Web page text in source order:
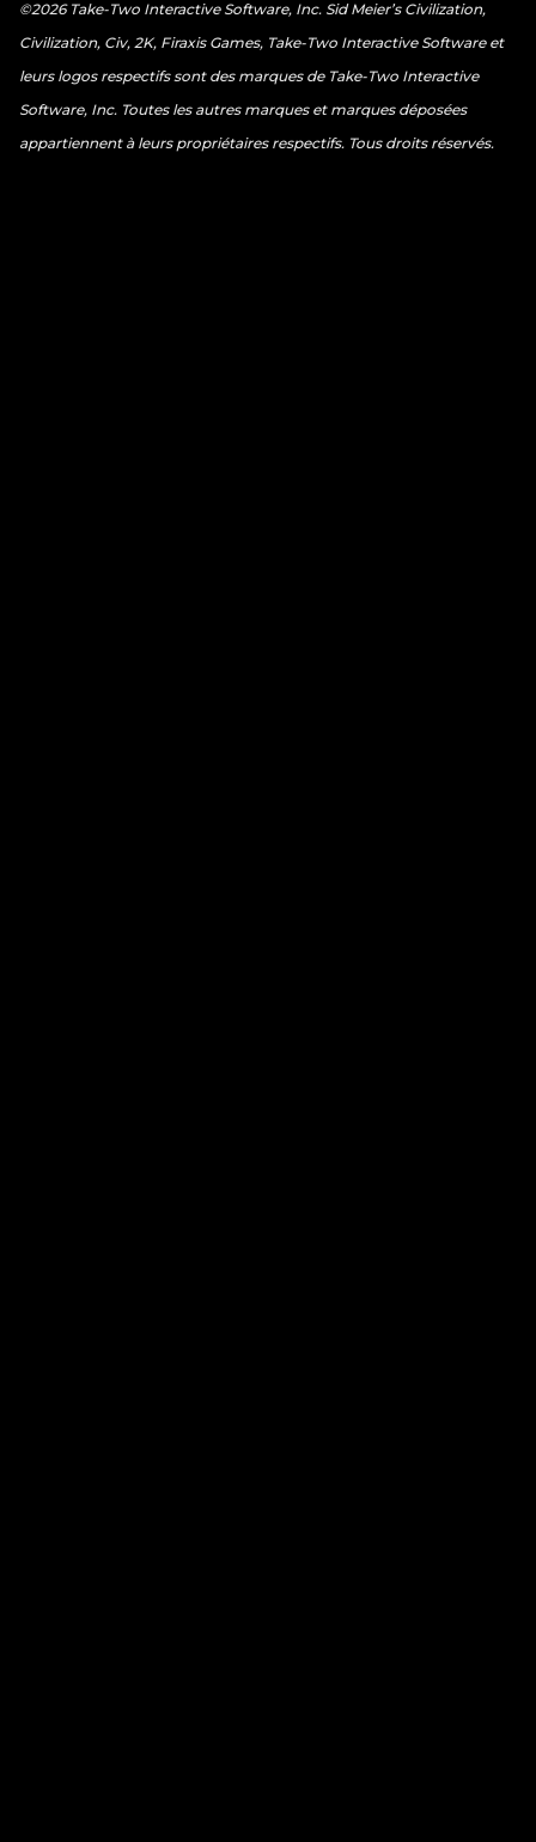
©2026 Take-Two Interactive Software, Inc. Sid Meier’s Civilization,
Civilization, Civ, 2K, Firaxis Games, Take-Two Interactive Software et
leurs logos respectifs sont des marques de Take-Two Interactive
Software, Inc. Toutes les autres marques et marques déposées
appartiennent à leurs propriétaires respectifs. Tous droits réservés.